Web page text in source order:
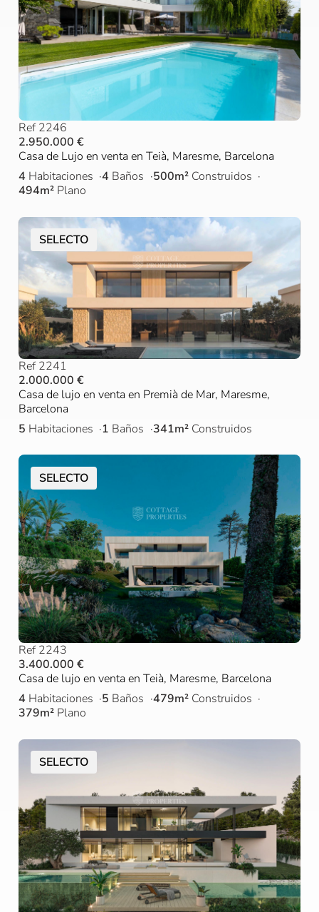
Ref 2246
2.950.000 €
Casa de Lujo en venta en Teià, Maresme, Barcelona
4 Habitaciones 4 Baños 500m² Construidos
494m² Plano
SELECTO
Ref 2241
2.000.000 €
Casa de lujo en venta en Premià de Mar, Maresme,
Barcelona
5 Habitaciones 1 Baños 341m² Construidos
SELECTO
Ref 2243
3.400.000 €
Casa de lujo en venta en Teià, Maresme, Barcelona
4 Habitaciones 5 Baños 479m² Construidos
379m² Plano
SELECTO